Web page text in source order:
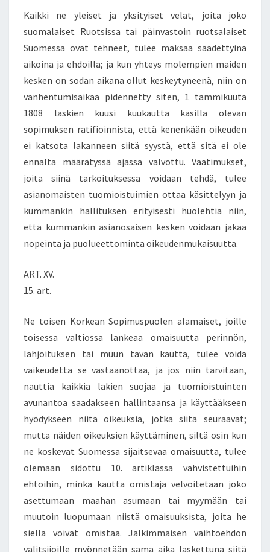
Kaikki ne yleiset ja yksityiset velat, joita joko
suomalaiset Ruotsissa tai päinvastoin ruotsalaiset
Suomessa ovat tehneet, tulee maksaa säädettyinä
aikoina ja ehdoilla; ja kun yhteys molempien maiden
kesken on sodan aikana ollut keskeytyneenä, niin on
vanhentumisaikaa pidennetty siten, 1 tammikuuta
1808 laskien kuusi kuukautta käsillä olevan
sopimuksen ratifioinnista, että kenenkään oikeuden
ei katsota lakanneen siitä syystä, että sitä ei ole
ennalta määrätyssä ajassa valvottu. Vaatimukset,
joita siinä tarkoituksessa voidaan tehdä, tulee
asianomaisten tuomioistuimien ottaa käsittelyyn ja
kummankin hallituksen erityisesti huolehtia niin,
että kummankin asianosaisen kesken voidaan jakaa
nopeinta ja puolueettominta oikeudenmukaisuutta.
ART. XV.
15. art.
Ne toisen Korkean Sopimuspuolen alamaiset, joille
toisessa valtiossa lankeaa omaisuutta perinnön,
lahjoituksen tai muun tavan kautta, tulee voida
vaikeudetta se vastaanottaa, ja jos niin tarvitaan,
nauttia kaikkia lakien suojaa ja tuomioistuinten
avunantoa saadakseen hallintaansa ja käyttääkseen
hyödykseen niitä oikeuksia, jotka siitä seuraavat;
mutta näiden oikeuksien käyttäminen, siltä osin kun
ne koskevat Suomessa sijaitsevaa omaisuutta, tulee
olemaan sidottu 10. artiklassa vahvistettuihin
ehtoihin, minkä kautta omistaja velvoitetaan joko
asettumaan maahan asumaan tai myymään tai
muutoin luopumaan niistä omaisuuksista, joita he
siellä voivat omistaa. Jälkimmäisen vaihtoehdon
valitsijoille myönnetään sama aika laskettuna siitä